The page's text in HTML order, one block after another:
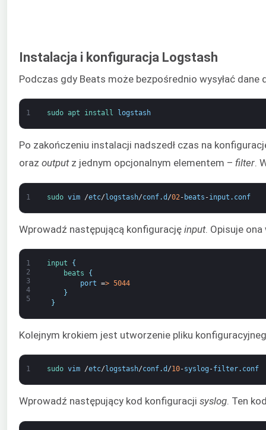
Instalacja i konfiguracja Logstash
Podczas gdy Beats może bezpośrednio wysyłać
1 sudo apt install logstash
Po zakończeniu instalacji nadszedł czas na
oraz outputz jednym opcjonalnym elementem – filter.
1 sudo vim /etc/logstash/conf.d /02 - beats -input . conf
Wprowadź następującą konfigurację input. Opisuje
1
2
3
4
5
input
{
beats
{
port => 5044
}
}
Kolejnym krokiem jest utworzenie pliku
1 sudo vim /etc/ logstash/conf.d /10-syslog -filter. conf
Wprowadź następujący kod konfiguracji syslog. Ten